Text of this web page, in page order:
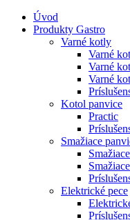
Úvod
Produkty Gastro
Varné kotly
Varné
Varné
Varné
Kotol panvice
Practic
Smažiace
Elektrické pece